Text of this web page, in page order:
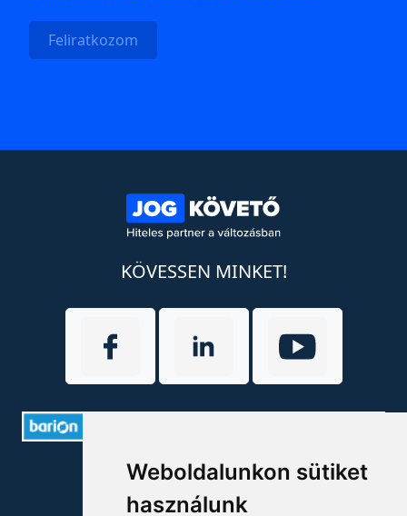
Weboldalunkon sütiket
használunk
Feliratkozom
KÖVESSEN MINKET!
ELÉRHETŐSÉGEK